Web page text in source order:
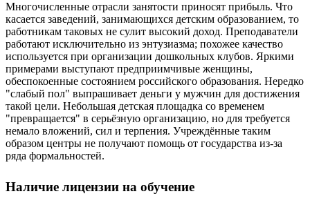
Многочисленные отрасли занятости приносят прибыль. Что
касается заведений, занимающихся детским образованием, то
работникам таковых не сулит высокий доход. Преподаватели
работают исключительно из энтузиазма; похожее качество
используется при организации дошкольных клубов. Яркими
примерами выступают предприимчивые женщины,
обеспокоенные состоянием российского образования. Нередко
"слабый пол" выпрашивает деньги у мужчин для достижения
такой цели. Небольшая детская площадка со временем
"превращается" в серьёзную организацию, но для требуется
немало вложений, сил и терпения. Учреждённые таким
образом центры не получают помощь от государства из-за
ряда формальностей.
Наличие лицензии на обучение